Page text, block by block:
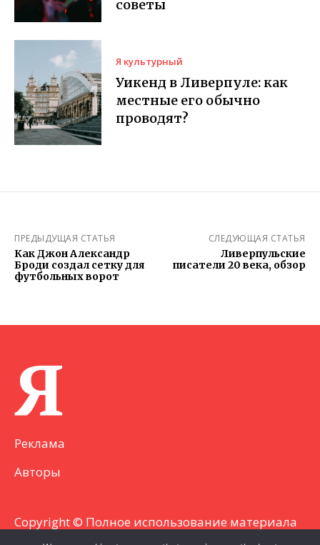
советы
Я культурный
Уикенд в Ливерпуле: как
местные его обычно
проводят?
ПРЕДЫДУЩАЯ СТАТЬЯ
Как Джон Александр
Броди создал сетку для
футбольных ворот
СЛЕДУЮЩАЯ СТАТЬЯ
Ливерпульские
писатели 20 века, обзор
Я
Реклама
Авторы
Copyright © Полное использование материала